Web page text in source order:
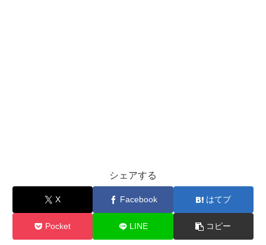
シェアする
X Facebook はてブ
Pocket LINE コピー